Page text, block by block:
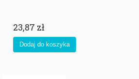
23,87 zł